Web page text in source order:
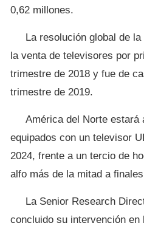
0,62 millones.
La resolución global de
la venta de televisores por
trimestre de 2018 y fue de
trimestre de 2019.
América del Norte estará
equipados con un televisor
2024, frente a un tercio de
alfo más de la mitad a
La Senior Research
concluido su intervención